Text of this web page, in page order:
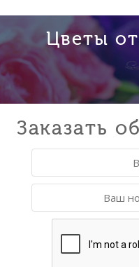
Цветы
Заказать